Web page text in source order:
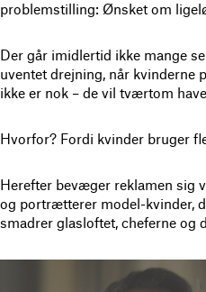
problemstilling: Ønsket om
Der går imidlertid ikke mange
uventet drejning, når kvinderne
ikke er nok – de vil tværtom
Hvorfor? Fordi kvinder bruger
Herefter bevæger reklamen sig
og portrætterer model-kvinder,
smadrer glasloftet, cheferne og